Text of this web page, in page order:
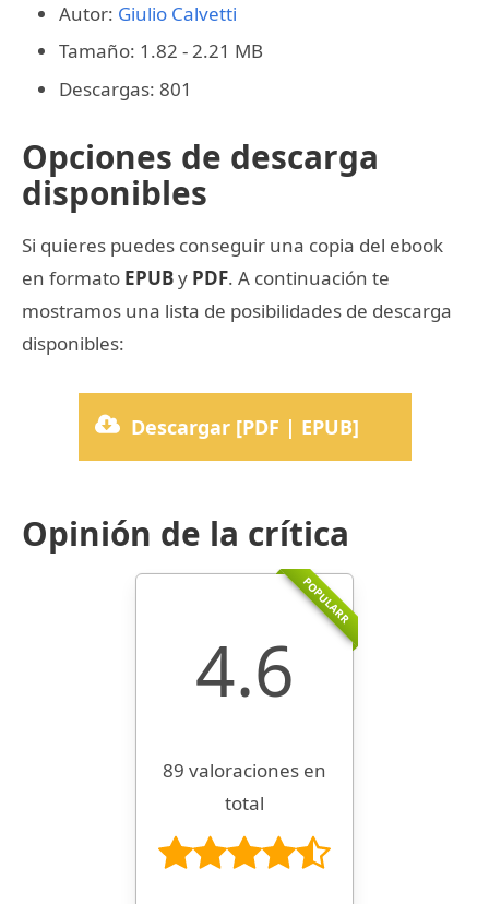
Autor: Giulio Calvetti
Tamaño: 1.82 - 2.21 MB
Descargas: 801
Opciones de descarga
disponibles
Si quieres puedes conseguir una copia del ebook
en formato EPUBy PDF. A continuación te
mostramos una lista de posibilidades de descarga
disponibles:
Descargar [PDF | EPUB]
Opinión de la crítica
POPULARR
4.6
89 valoraciones en
total